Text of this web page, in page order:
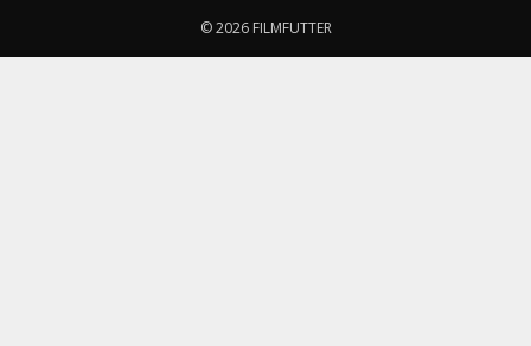
© 2026 FILMFUTTER